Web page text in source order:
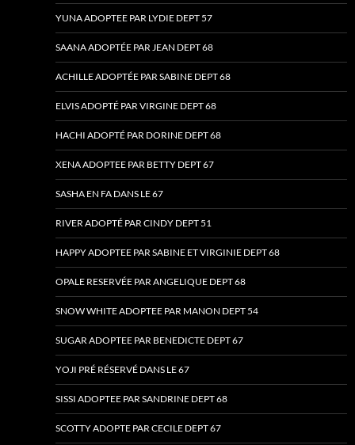
YUNA ADOPTEE PAR LYDIE DEPT 57
SAANA ADOPTÉE PAR JEAN DEPT 68
ACHILLE ADOPTÉE PAR SABINE DEPT 68
ELVIS ADOPTÉ PAR VIRGINE DEPT 68
HACHI ADOPTÉ PAR DORINE DEPT 68
XENA ADOPTEE PAR BETTY DEPT 67
SASHA EN FA DANS LE 67
RIVER ADOPTÉ PAR CINDY DEPT 51
HAPPY ADOPTEE PAR SABINE ET VIRGINIE DEPT 68
OPALE RESERVÉE PAR ANGELIQUE DEPT 68
SNOW WHITE ADOPTEE PAR MANON DEPT 54
SUGAR ADOPTEE PAR BENEDICTE DEPT 67
YOJI PRÉ RÉSERVÉ DANS LE 67
SISSI ADOPTEE PAR SANDRINE DEPT 68
SCOTTY ADOPTE PAR CECILE DEPT 67